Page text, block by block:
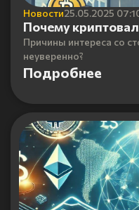
Новости25.05.2025
Почему
Причины интереса со
неуверенно?
Подробнее